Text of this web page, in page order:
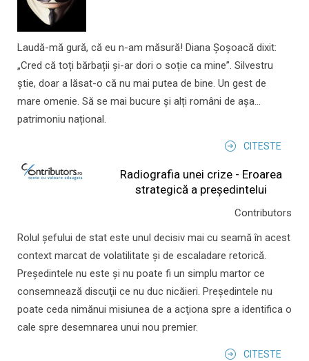
Laudă-mă gură, că eu n-am măsură! Diana Șoșoacă dixit:
„Cred că toți bărbații și-ar dori o soție ca mine”. Silvestru
știe, doar a lăsat-o că nu mai putea de bine. Un gest de
mare omenie. Să se mai bucure și alți români de așa...
patrimoniu național.
CITESTE
Radiografia unei crize - Eroarea
strategică a președintelui
Contributors
Rolul şefului de stat este unul decisiv mai cu seamă în acest
context marcat de volatilitate şi de escaladare retorică.
Preşedintele nu este şi nu poate fi un simplu martor ce
consemnează discuţii ce nu duc nicăieri. Preşedintele nu
poate ceda nimănui misiunea de a acţiona spre a identifica o
cale spre desemnarea unui nou premier.
CITESTE